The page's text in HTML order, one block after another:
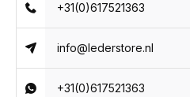
+31(0)617521363
info@lederstore.nl
+31(0)617521363